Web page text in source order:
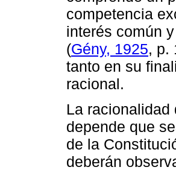
competencia
interés común
(Gény, 1925, p.
tanto en su
racional.
La racionalidad
depende que
de la
deberán